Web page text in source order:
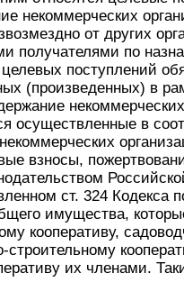
некоммерческих
от других
получателями по
поступлений
(произведенных) в
осуществленные в
взносы,
ст. 324 Кодекса
имущества,
кооперативу,
их членами.